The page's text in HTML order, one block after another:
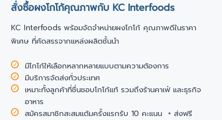
สั่งซื้อผงโกโก้คุณภาพกับ KC Interfoods
KC Interfoods พร้อมจัดจำหน่ายผงโกโก้ คุณภาพดีในราคา
พิเศษ ที่คัดสรรจากแหล่งผลิตชั้นนำ
มีโกโก้ให้เลือกหลากหลายแบบตามความต้องการ
มีบริการจัดส่งทั่วประเทศ
เหมาะทั้งลูกค้าที่ชื่นชอบโกโก้แท้ รวมถึงร้านคาเฟ่ และธุรกิจ
อาหาร
สมัครสมาชิกสะสมแต้มครั้งแรกรับ 10 คะแนน + ส่งฟรี